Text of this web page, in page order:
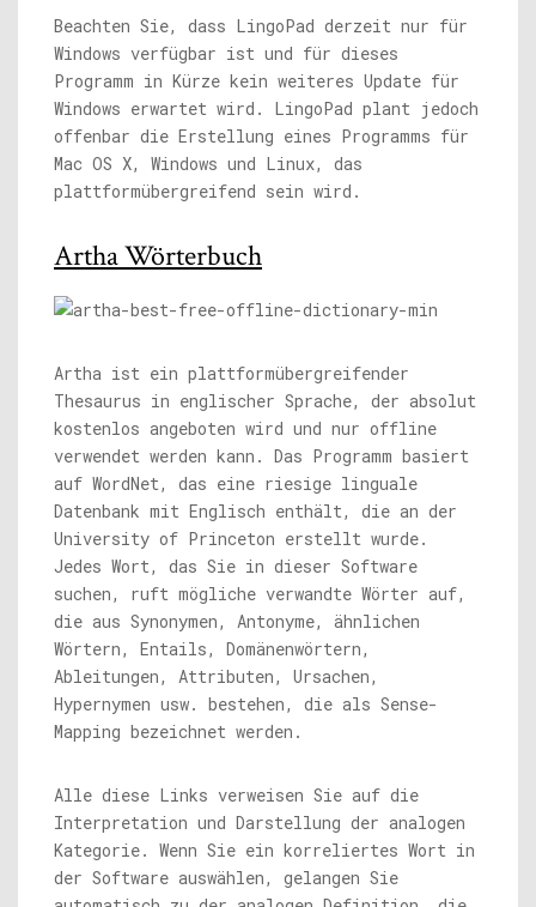
Beachten Sie, dass LingoPad derzeit nur für
Windows verfügbar ist und für dieses
Programm in Kürze kein weiteres Update für
Windows erwartet wird. LingoPad plant jedoch
offenbar die Erstellung eines Programms für
Mac OS X, Windows und Linux, das
plattformübergreifend sein wird.
Artha Wörterbuch
Artha ist ein plattformübergreifender
Thesaurus in englischer Sprache, der absolut
kostenlos angeboten wird und nur offline
verwendet werden kann. Das Programm basiert
auf WordNet, das eine riesige linguale
Datenbank mit Englisch enthält, die an der
University of Princeton erstellt wurde.
Jedes Wort, das Sie in dieser Software
suchen, ruft mögliche verwandte Wörter auf,
die aus Synonymen, Antonyme, ähnlichen
Wörtern, Entails, Domänenwörtern,
Ableitungen, Attributen, Ursachen,
Hypernymen usw. bestehen, die als Sense-
Mapping bezeichnet werden.
Alle diese Links verweisen Sie auf die
Interpretation und Darstellung der analogen
Kategorie. Wenn Sie ein korreliertes Wort in
der Software auswählen, gelangen Sie